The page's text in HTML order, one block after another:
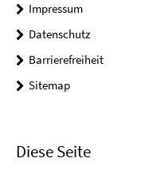
Impressum
Datenschutz
Barrierefreiheit
Sitemap
Diese Seite